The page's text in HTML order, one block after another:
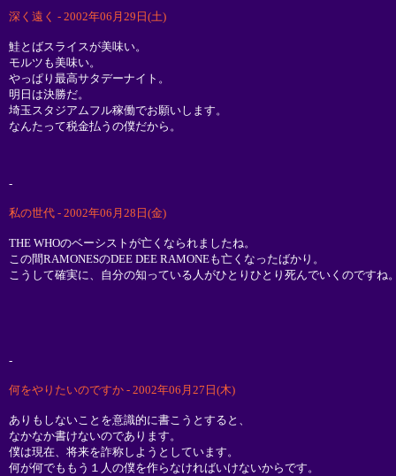
深く遠く - 2002年06月29日(土)
鮭とばスライスが美味い。
モルツも美味い。
やっぱり最高サタデーナイト。
明日は決勝だ。
埼玉スタジアムフル稼働でお願いします。
なんたって税金払うの僕だから。
-
私の世代 - 2002年06月28日(金)
THE WHOのベーシストが亡くなられましたね。
この間RAMONESのDEE DEE RAMONEも亡くなったばかり。
こうして確実に、自分の知っている人がひとりひとり死んでいくのですね
-
何をやりたいのですか - 2002年06月27日(木)
ありもしないことを意識的に書こうとすると、
なかなか書けないのであります。
僕は現在、将来を詐称しようとしています。
何が何でももう１人の僕を作らなければいけないからです。